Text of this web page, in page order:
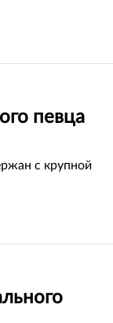
певца
с крупной